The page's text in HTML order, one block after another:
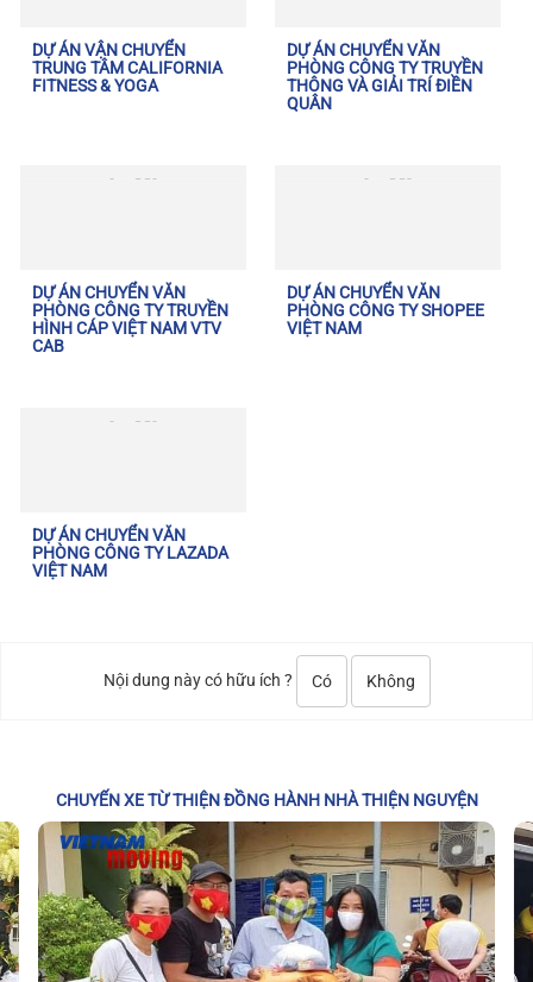
DỰ ÁN VẬN CHUYỂN
TRUNG TÂM CALIFORNIA
FITNESS & YOGA
DỰ ÁN CHUYỂN VĂN
PHÒNG CÔNG TY TRUYỀN
THÔNG VÀ GIẢI TRÍ ĐIỀN
QUÂN
DỰ ÁN CHUYỂN VĂN
PHÒNG CÔNG TY TRUYỀN
HÌNH CÁP VIỆT NAM VTV
CAB
DỰ ÁN CHUYỂN VĂN
PHÒNG CÔNG TY SHOPEE
VIỆT NAM
DỰ ÁN CHUYỂN VĂN
PHÒNG CÔNG TY LAZADA
VIỆT NAM
Nội dung này có hữu ích ? Có Không
CHUYẾN XE TỪ THIỆN ĐỒNG HÀNH NHÀ THIỆN NGUYỆN